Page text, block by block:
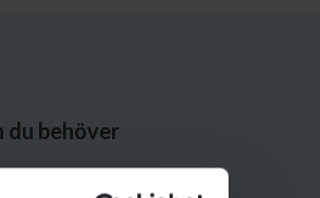
behöver